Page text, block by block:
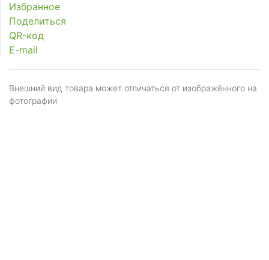
Избранное
Поделиться
QR-код
E-mail
Внешний вид товара может отличаться от изображённого на
фотографии